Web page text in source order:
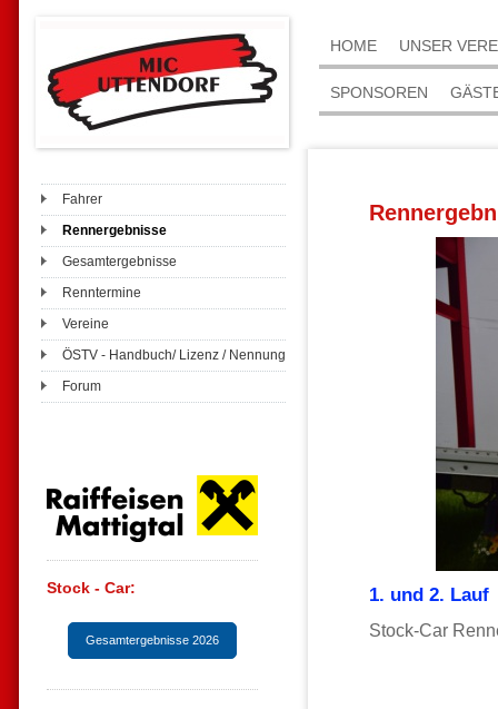
Fahrer
Rennergebnisse
Gesamtergebnisse
Renntermine
Vereine
ÖSTV - Handbuch/ Lizenz / Nennung
Forum
Stock - Car:
Gesamtergebnisse 2026
HOME UNSER
SPONSOREN
1. und 2. Lauf
Stock-Car